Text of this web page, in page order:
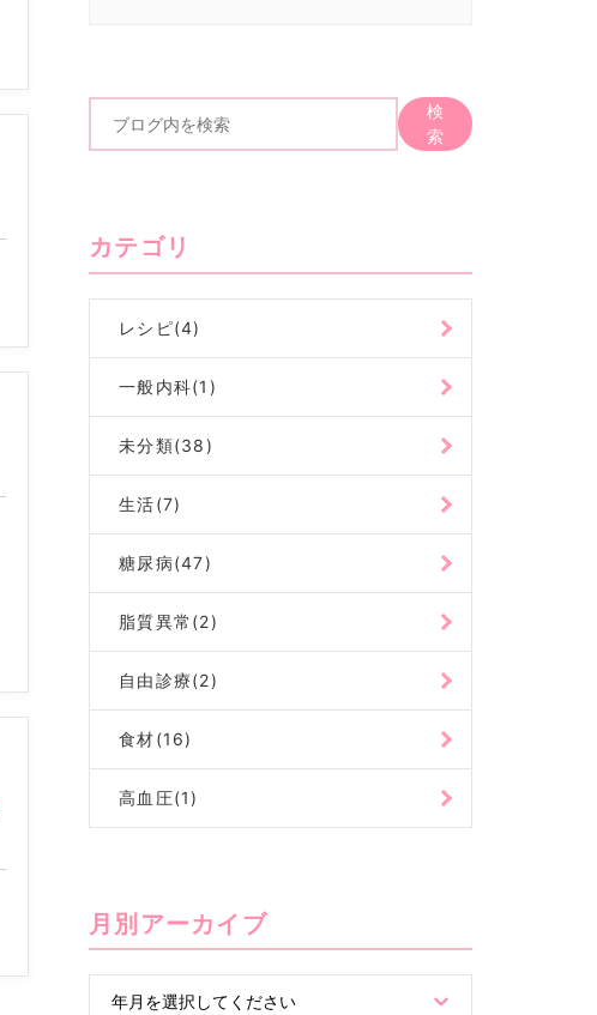
を
検
索
カテゴリ
レシピ(4)
一般内科(1)
未分類(38)
生活(7)
糖尿病(47)
脂質異常(2)
自由診療(2)
食材(16)
高血圧(1)
月別アーカイブ